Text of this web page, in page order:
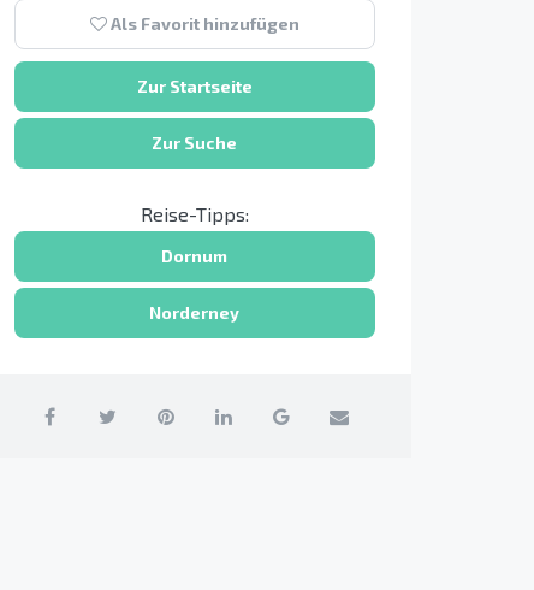
Als Favorit hinzufügen
Zur Startseite
Zur Suche
Reise-Tipps:
Dornum
Norderney